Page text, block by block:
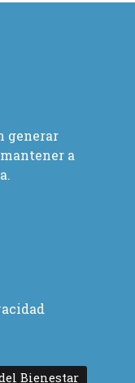
generar
a
Bienestar